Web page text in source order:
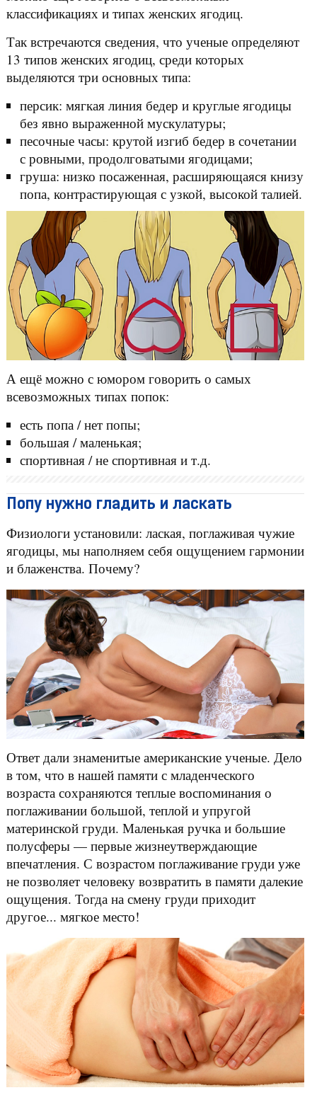
классификациях и типах женских ягодиц.
Так встречаются сведения, что ученые определяют
13 типов женских ягодиц, среди которых
выделяются три основных типа:
персик: мягкая линия бедер и круглые ягодицы
без явно выраженной мускулатуры;
песочные часы: крутой изгиб бедер в сочетании
с ровными, продолговатыми ягодицами;
груша: низко посаженная, расширяющаяся книзу
попа, контрастирующая с узкой, высокой талией.
А ещё можно с юмором говорить о самых
всевозможных типах попок:
есть попа / нет попы;
большая / маленькая;
спортивная / не спортивная и т.д.
Попу нужно гладить и ласкать
Физиологи установили: лаская, поглаживая чужие
ягодицы, мы наполняем себя ощущением гармонии
и блаженства. Почему?
Ответ дали знаменитые американские ученые. Дело
в том, что в нашей памяти с младенческого
возраста сохраняются теплые воспоминания о
поглаживании большой, теплой и упругой
материнской груди. Маленькая ручка и большие
полусферы — первые жизнеутверждающие
впечатления. С возрастом поглаживание груди уже
не позволяет человеку возвратить в памяти далекие
ощущения. Тогда на смену груди приходит
другое... мягкое место!